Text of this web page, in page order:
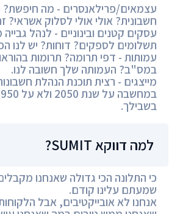
עצמאים/פרילאנסרים - מה חיפשת?
חשבונית? אולי אולי לסלוק אשראי?
עסקים קטנים ובינוניים - לנהל
תשלומים לספקים? דוחות? יש לנו
עמותות - דפי תרומה? תרומות
במס"ב? העמותה שלך חשובה לנו.
מייצגים - רצית תוכנת הנהלת
בשבילך.
למה דווקא SUMIT?
כי התלונה הכי גדולה שאנחנו
שמעתם עלינו קודם.
אנחנו לא אובייקטיבים, אבל